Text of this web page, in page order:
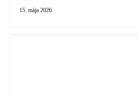
15. mája 2026